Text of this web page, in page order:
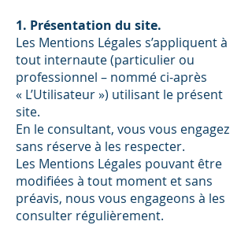
1. Présentation du site.
Les Mentions Légales s’appliquent à
tout internaute (particulier ou
professionnel – nommé ci-après
« L’Utilisateur ») utilisant le présent
site.
En le consultant, vous vous engagez
sans réserve à les respecter.
Les Mentions Légales pouvant être
modifiées à tout moment et sans
préavis, nous vous engageons à les
consulter régulièrement.